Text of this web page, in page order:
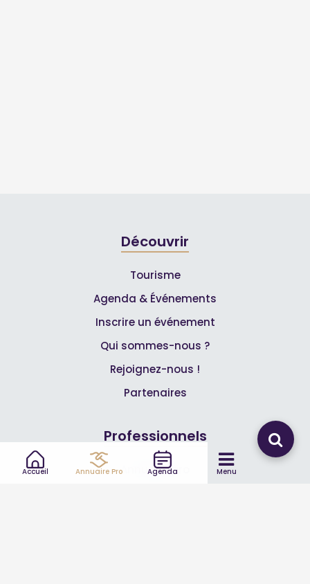
Accueil Annuaire Pro Agenda Menu
Découvrir
Tourisme
Agenda & Événements
Inscrire un événement
Qui sommes-nous ?
Rejoignez-nous !
Partenaires
Professionnels
Annuaire pro